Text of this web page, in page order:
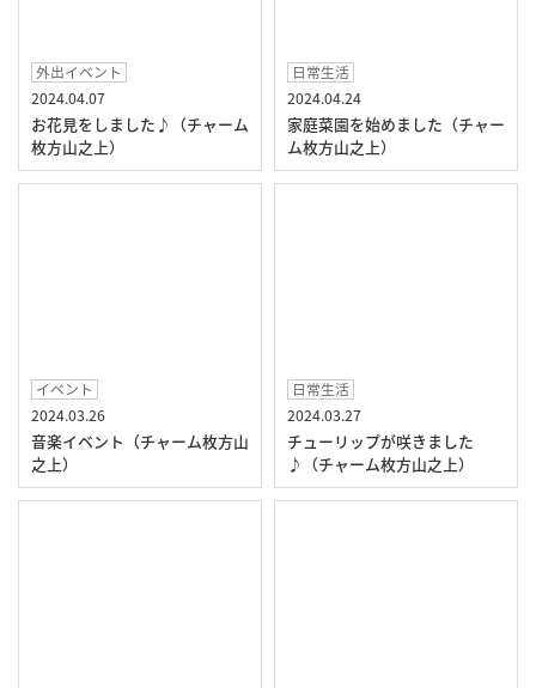
外出イベント
2024.04.07
お花見をしました♪（チャーム
枚方山之上）
日常生活
2024.04.24
家庭菜園を始めました（チャー
ム枚方山之上）
イベント
2024.03.26
音楽イベント（チャーム枚方山
之上）
日常生活
2024.03.27
チューリップが咲きました
♪（チャーム枚方山之上）